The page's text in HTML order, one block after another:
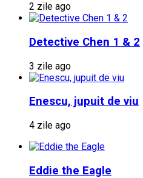
2 zile ago
Detective Chen 1 & 2
3 zile ago
Enescu, jupuit de viu
4 zile ago
Eddie the Eagle